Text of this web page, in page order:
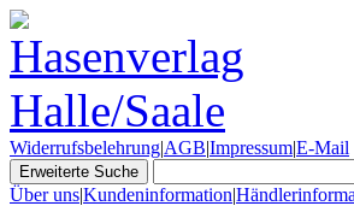
Widerrufsbelehrung|AGB|Impressum|E-Mail
Über uns|Kundeninformation|